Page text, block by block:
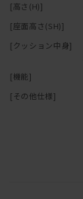
[高さ(H)]
[座面高さ(SH)]
[クッション中身]
[機能]
[その他仕様]